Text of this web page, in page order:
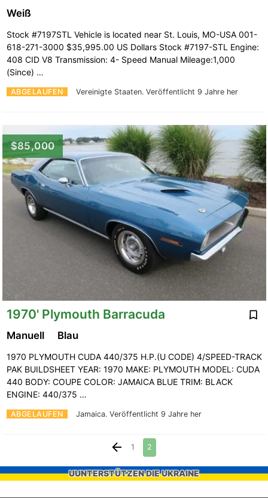
ABGELAUFEN Vereinigte Staaten. Veröffentlicht 9 Jahre her
Weiß
Stock #7197STL Vehicle is located near St. Louis, MO-USA 001-
618-271-3000 $35,995.00 US Dollars Stock #7197-STL Engine:
408 CID V8 Transmission: 4- Speed Manual Mileage:1,000
(Since) …
$85,000
1970' Plymouth Barracuda
ABGELAUFEN Jamaica. Veröffentlicht 9 Jahre her
Manuell Blau
1970 PLYMOUTH CUDA 440/375 H.P.(U CODE) 4/SPEED-TRACK
PAK BUILDSHEET YEAR: 1970 MAKE: PLYMOUTH MODEL: CUDA
440 BODY: COUPE COLOR: JAMAICA BLUE TRIM: BLACK
ENGINE: 440/375 …
1 2
UUNTERSTÜTZEN DIE UKRAINE